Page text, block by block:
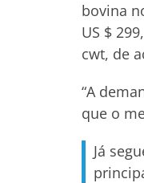
bovina
US $
cwt, de
“A
que o
Já